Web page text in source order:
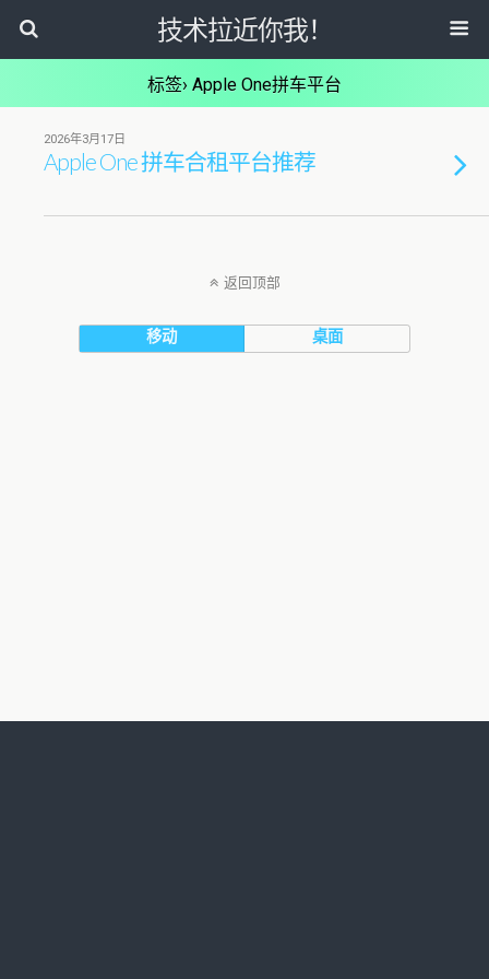
技术拉近你我！
标签› Apple One拼车平台
2026年3月17日
Apple One 拼车合租平台推荐
返回顶部
移动 桌面